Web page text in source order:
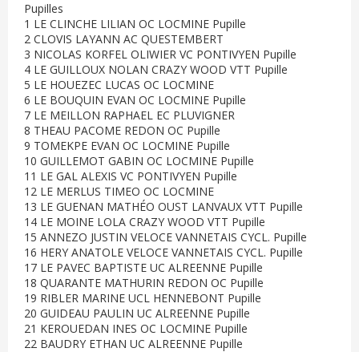
Pupilles
1 LE CLINCHE LILIAN OC LOCMINE Pupille
2 CLOVIS LAYANN AC QUESTEMBERT
3 NICOLAS KORFEL OLIWIER VC PONTIVYEN Pupille
4 LE GUILLOUX NOLAN CRAZY WOOD VTT Pupille
5 LE HOUEZEC LUCAS OC LOCMINE
6 LE BOUQUIN EVAN OC LOCMINE Pupille
7 LE MEILLON RAPHAEL EC PLUVIGNER
8 THEAU PACOME REDON OC Pupille
9 TOMEKPE EVAN OC LOCMINE Pupille
10 GUILLEMOT GABIN OC LOCMINE Pupille
11 LE GAL ALEXIS VC PONTIVYEN Pupille
12 LE MERLUS TIMEO OC LOCMINE
13 LE GUENAN MATHÉO OUST LANVAUX VTT Pupille
14 LE MOINE LOLA CRAZY WOOD VTT Pupille
15 ANNEZO JUSTIN VELOCE VANNETAIS CYCL. Pupille
16 HERY ANATOLE VELOCE VANNETAIS CYCL. Pupille
17 LE PAVEC BAPTISTE UC ALREENNE Pupille
18 QUARANTE MATHURIN REDON OC Pupille
19 RIBLER MARINE UCL HENNEBONT Pupille
20 GUIDEAU PAULIN UC ALREENNE Pupille
21 KEROUEDAN INES OC LOCMINE Pupille
22 BAUDRY ETHAN UC ALREENNE Pupille